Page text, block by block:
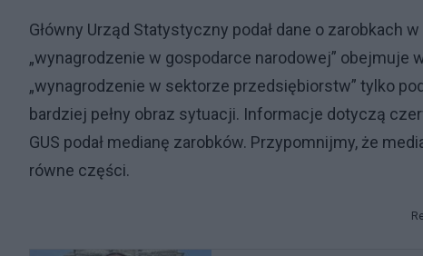
Główny Urząd Statystyczny podał dane o zarobkach
„wynagrodzenie w gospodarce narodowej” obejmuje
„wynagrodzenie w sektorze przedsiębiorstw” tylko
bardziej pełny obraz sytuacji. Informacje dotyczą
GUS podał medianę zarobków. Przypomnijmy, że
równe części.